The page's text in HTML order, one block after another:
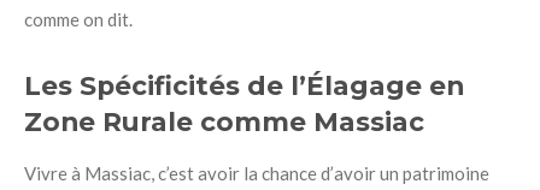
comme on dit.
Les Spécificités de l’Élagage en
Zone Rurale comme Massiac
Vivre à Massiac, c’est avoir la chance d’avoir un patrimoine